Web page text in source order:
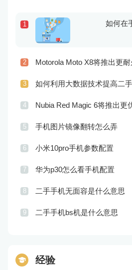
1 如何在
2
3 如何利用大数据技术提高二
4
5 手机图片镜像翻转怎么弄
6 小米10pro手机参数配置
7 华为p30怎么看手机配置
8 二手手机无面容是什么意思
9 二手手机bs机是什么意思
经验